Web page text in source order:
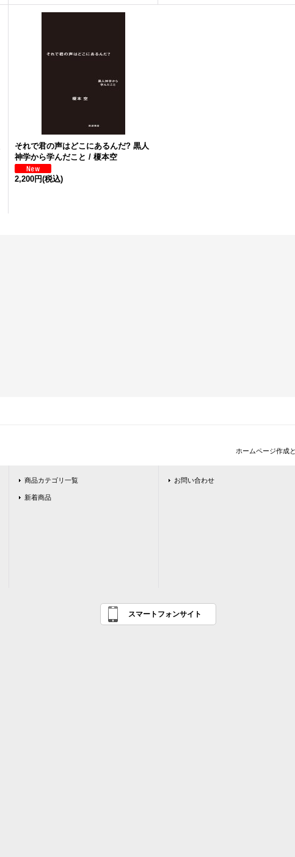
それで君の声はどこにあるんだ? 黒人
神学から学んだこと / 榎本空
2,200円(税込)
ホームページ作成
商品カテゴリ一覧
新着商品
お問い合わせ
スマートフォンサイト